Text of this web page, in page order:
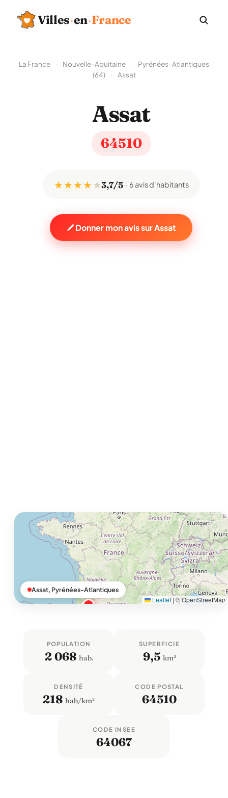
Villes·en·France
La France Nouvelle-Aquitaine
Pyrénées-Atlantiques
(64)
Assat
Assat
64510
★ ★ ★ ★★3,7/5 6 avis d'habitants
Donner mon avis sur Assat
Leaflet |© OpenStreetMap
Assat, Pyrénées-Atlantiques
POPULATION
2 068 hab.
SUPERFICIE
9,5 km²
DENSITÉ
218 hab/km²
CODE POSTAL
64510
CODE INSEE
64067